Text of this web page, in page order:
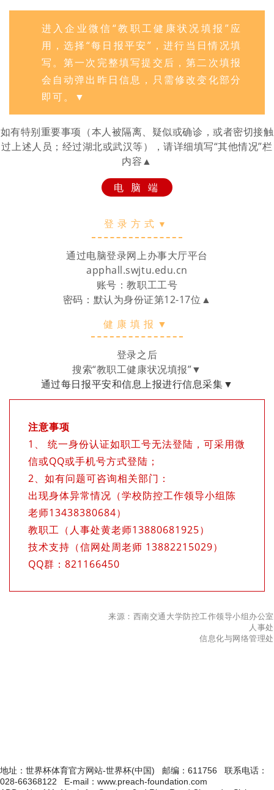
进入企业微信“教职工健康状况填报”应
用，选择“每日报平安”，进行当日情况填
写。 第一次完整填写提交后，第二次填报
会自动弹出昨日信息，只需修改变化部分
即可。
▼
如有特别重要事项（本人被隔离、疑似或确诊，或者密切接触
过上述人员；经过湖北或武汉等），请详细填写“其他情况”栏
内容▲
电 脑 端
登录方式 ▼
通过电脑登录网上办事大厅平台
apphall.swjtu.edu.cn
账号：教职工工号
密码：默认为身份证第12-17位▲
健康填报▼
登录之后
搜索“教职工健康状况填报”▼
通过每日报平安和信息上报进行信息采集▼
注意事项
1、 统一身份认证如职工号无法登陆，可采用微
信或QQ或手机号方式登陆；
2、如有问题可咨询相关部门：
出现身体异常情况（学校防控工作领导小组陈
老师13438380684）
教职工（人事处黄老师13880681925）
技术支持（信网处周老师 13882215029）‍
QQ群：821166450
来源：西南交通大学防控工作领导小组办公室
人事处
信息化与网络管理处
地址：世界杯体育官方网站-世界杯(中国) 邮编：611756 联系电话：
028-66368122 E-mail：www.preach-foundation.com